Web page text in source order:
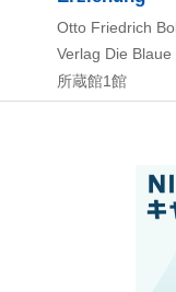
Otto Friedrich
Verlag Die Blaue
所蔵館1館